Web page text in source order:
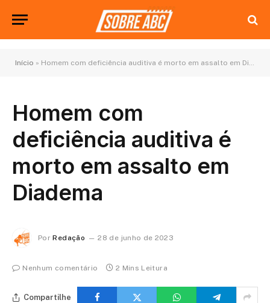
Início » Homem com deficiência auditiva é morto em assalto em Diadema
Homem com
deficiência auditiva é
morto em assalto em
Diadema
Por Redação 28 de junho de 2023
Nenhum comentário 2 Mins Leitura
Compartilhe